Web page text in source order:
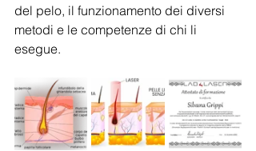
del pelo, il funzionamento dei diversi
metodi e le competenze di chi li
esegue.